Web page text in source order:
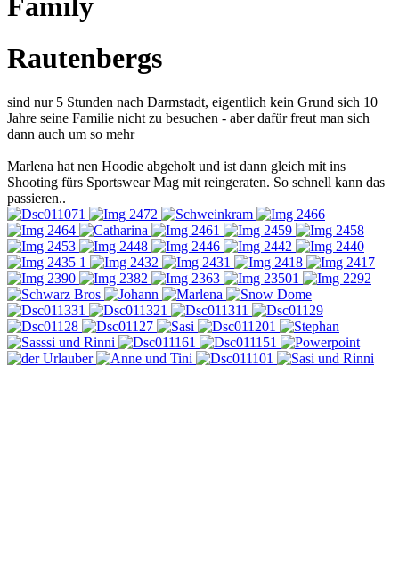
Rautenbergs
sind nur 5 Stunden nach Darmstadt, eigentlich kein Grund sich 10
Jahre seine Familie nicht zu besuchen - aber dafür freut man sich
dann auch um so mehr
Marlena hat nen Hoodie abgeholt und ist dann gleich mit ins
Shooting fürs Sportswear Mag mit reingeraten. So schnell kann das
passieren..